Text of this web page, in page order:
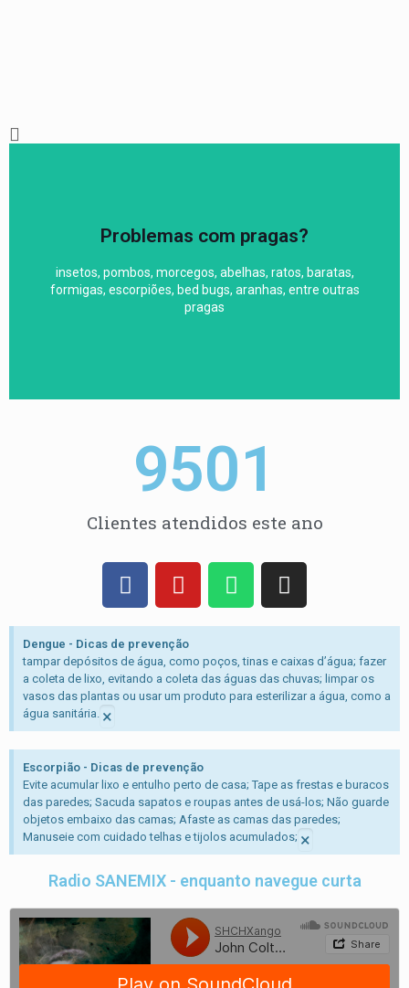
Problemas com pragas?
insetos, pombos, morcegos, abelhas, ratos, baratas,
formigas, escorpiões, bed bugs, aranhas, entre outras
pragas
Atendimento imediato,aberta 24 horas 7 dias por
semana. A melhor empresa do Brasil em serviços para
saúde pública.
Clientes atendidos este ano
9501
Dengue - Dicas de prevenção
tampar depósitos de água, como poços, tinas e caixas d’água; fazer
a coleta de lixo, evitando a coleta das águas das chuvas; limpar os
vasos das plantas ou usar um produto para esterilizar a água, como a
água sanitária. ×
Escorpião - Dicas de prevenção
Evite acumular lixo e entulho perto de casa; Tape as frestas e buracos
das paredes; Sacuda sapatos e roupas antes de usá-los; Não guarde
objetos embaixo das camas; Afaste as camas das paredes;
Manuseie com cuidado telhas e tijolos acumulados; ×
Radio SANEMIX - enquanto navegue curta